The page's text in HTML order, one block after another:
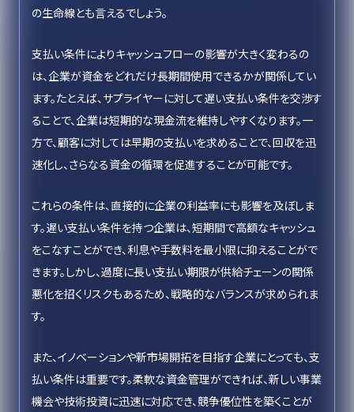
の生命線とも言えるでしょう。
支払い条件によりキャッシュフローの影響が大きく変わるの
は、企業が資金をどれだけ長期間使用できるかが関係してい
ます。たとえば、サプライヤーに対して遅い支払い条件を交渉す
ることで、企業は短期的な現金流を維持しやすくなります。一
方で、顧客に対しては早期の支払いを求めることで、回収を迅
速化し、さらなる資金の循環を促進することが可能です。
これらの条件は、直接的に企業の利益率にも影響を及ぼしま
す。遅い支払い条件を持つ企業は、短期間で高額なキャッシュ
をこなすことができ、利息や手数料を最小限に抑えることがで
きます。しかし、過度に長い支払い期限が供給チェーンの関係
悪化を招くリスクもあるため、戦略的なバランスが求められま
す。
また、イノベーションや新市場開拓を目指す企業にとっても、支
払い条件は重要です。柔軟な資金管理ができれば、新しい事業
機会や技術投資に迅速に対応でき、競争優位性を築くことが